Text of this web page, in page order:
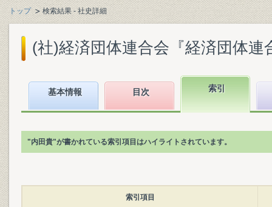
トップ 検索結果 - 社史詳細
(社)経済団体連合会『経済団体連
基本情報 目次 索引
"内田貴"が書かれている索引項目はハイライトされています。
索引項目